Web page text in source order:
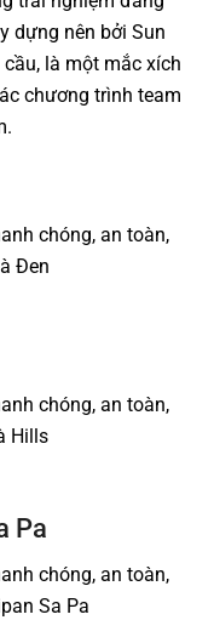
dựng nên bởi Sun
là một mắc xích
chương trình team
chóng, an toàn,
Đen
chóng, an toàn,
Hills
Pa
chóng, an toàn,
Sa Pa